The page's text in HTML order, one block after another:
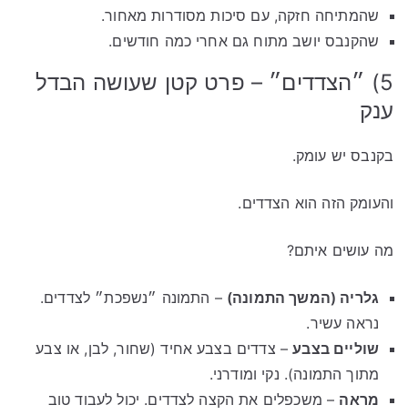
שהמתיחה חזקה, עם סיכות מסודרות מאחור.
שהקנבס יושב מתוח גם אחרי כמה חודשים.
5) ״הצדדים״ – פרט קטן שעושה הבדל
ענק
בקנבס יש עומק.
והעומק הזה הוא הצדדים.
מה עושים איתם?
גלריה (המשך התמונה) – התמונה ״נשפכת״ לצדדים.
נראה עשיר.
שוליים בצבע– צדדים בצבע אחיד (שחור, לבן, או צבע
מתוך התמונה). נקי ומודרני.
מראה – משכפלים את הקצה לצדדים. יכול לעבוד טוב